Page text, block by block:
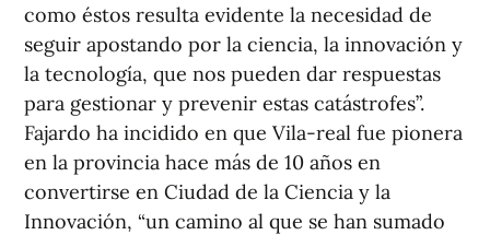
como éstos resulta evidente la necesidad de
seguir apostando por la ciencia, la innovación y
la tecnología, que nos pueden dar respuestas
para gestionar y prevenir estas catástrofes”.
Fajardo ha incidido en que Vila-real fue pionera
en la provincia hace más de 10 años en
convertirse en Ciudad de la Ciencia y la
Innovación, “un camino al que se han sumado